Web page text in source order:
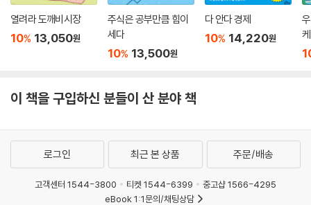
퀴즈, 반려동물! - 할머니가 묻고 반려동물이 답한다 / 글 임정은 | 그림 김
현영 | 감수 동물자유연대
할머니와 반려동물 셋이 들려주는 ‘이것만은 꼭 알아 줘!’
다. 기본적인 생활 양식은 물론 반려동물이 어떻게 해야 건강하고 행복하
게 지낼 수 있는지 자세히 실려 있다.
개와 고양이는 습성이 어떻게 다른지, 무엇은 먹어도 되고 무엇은 먹으면
절대 안 되는지, 개와 함께 살면 어떤 일이 일어날 수 있는지부터, 왜 사지
해야 하는지까지 알려 준다. 또한 반려동물을 대할 때 지켜야 할 예절인 ‘펫
열려라 도깨비시장
10% 13,050원
주식은 공부만큼 힘이
세다
10% 13,500원
다 안다 경제
10% 14,220원
이 책을 구입하신 분들이 산 분야 책
로그인 최근 본 상품 주문/배송
고객센터 1544-3800 티켓 1544-6399
중고샵 1566-4295
eBook 1:1문의/채팅상담